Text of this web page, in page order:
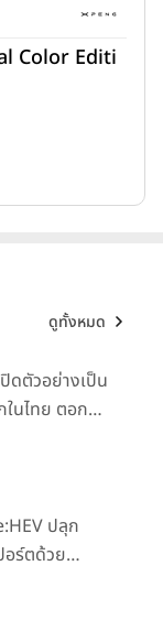
และ
Mud, Off-road,
ยในห้องโดยสารทุก
ใหญ่กว่าที่ 14.6 นิ้ว
น้นเรื่องสเปคการ
วก และระบบช่วย
บ้าน โดยเลือกได้ 4
บาท
บาท
Color Editi
ดูทั้งหมด
ปิดตัวอย่างเป็น
นไทย ตอกย้ำ
Your
ปลุก
ร์ตด้วย
ครั้งแรกใน